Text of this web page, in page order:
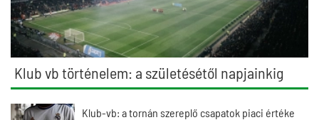
Klub vb történelem: a születésétől napjainkig
Klub-vb: a tornán szereplő csapatok piaci értéke